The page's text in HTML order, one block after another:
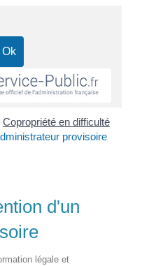
Copropriété en difficulté
provisoire
d'un
légale et